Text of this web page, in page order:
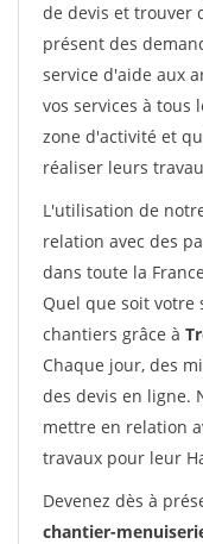
de devis et trouver
présent des
service d'aide aux
vos services à tous
zone d'activité et
réaliser leurs
L'utilisation de
relation avec des
dans toute la
Quel que soit votre
chantiers grâce à
Chaque jour, des
des devis en ligne.
mettre en relation
travaux pour leur
Devenez dès à
chantier-